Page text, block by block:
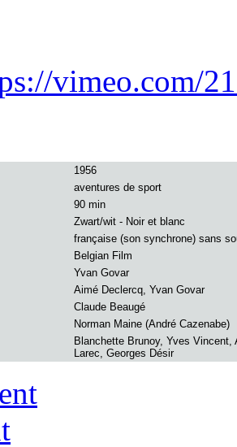
vimeo.com/
1956
aventures de sport
90 min
Zwart/wit - Noir et blanc
française (son synchrone) sans
Belgian Film
Yvan Govar
Aimé Declercq, Yvan Govar
Claude Beaugé
Norman Maine (André Cazenabe)
Blanchette Brunoy, Yves Vincent,
Larec, Georges Désir